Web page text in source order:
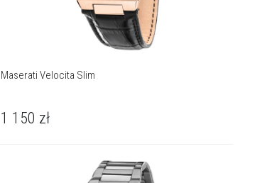
Maserati Velocita Slim
1 150 zł